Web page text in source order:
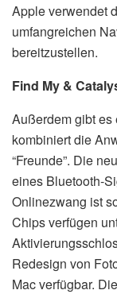
Apple verwendet
umfangreichen
bereitzustellen.
Find My &
Außerdem gibt es
kombiniert die
“Freunde”. Die
eines Bluetooth-
Onlinezwang ist
Chips verfügen
Redesign von
Mac verfügbar.